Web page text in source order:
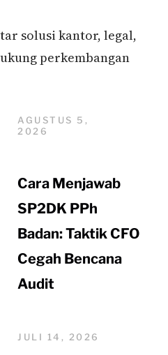
solusi kantor, legal,
perkembangan
AGUSTUS 5,
2026
Cara Menjawab
SP2DK PPh
Badan: Taktik CFO
Cegah Bencana
Audit
JULI 14, 2026